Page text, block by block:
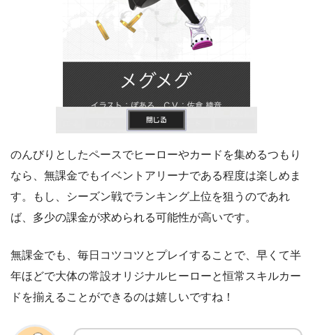
のんびりとしたペースでヒーローやカードを集めるつもり
なら、無課金でもイベントアリーナである程度は楽しめま
す。もし、シーズン戦でランキング上位を狙うのであれ
ば、多少の課金が求められる可能性が高いです。
無課金でも、毎日コツコツとプレイすることで、早くて半
年ほどで大体の常設オリジナルヒーローと恒常スキルカー
ドを揃えることができるのは嬉しいですね！